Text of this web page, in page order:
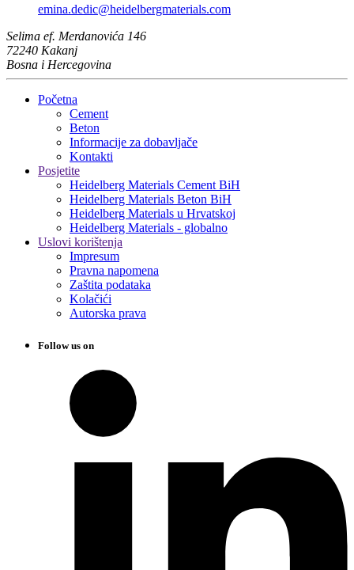
emina.dedic​@heidelbergmaterials.com
Selima ef. Merdanovića 146
72240 Kakanj
Bosna i Hercegovina
Početna
Cement
Beton
Informacije za dobavljače
Kontakti
Posjetite
Heidelberg Materials Cement BiH
Heidelberg Materials Beton BiH
Heidelberg Materials u Hrvatskoj
Heidelberg Materials - globalno
Uslovi korištenja
Impresum
Pravna napomena
Zaštita podataka
Kolačići
Autorska prava
Follow us on